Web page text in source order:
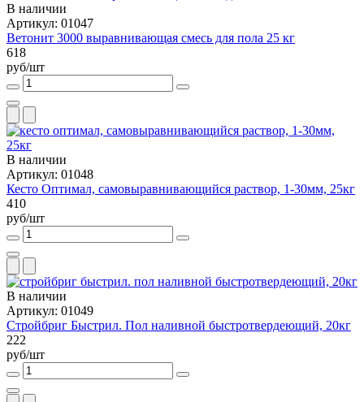
В наличии
Артикул: 01047
Ветонит 3000 выравнивающая смесь для пола 25 кг
618
руб/шт
В наличии
Артикул: 01048
Кесто Оптимал, самовыравнивающийся раствор, 1-30мм, 25кг
410
руб/шт
В наличии
Артикул: 01049
Стройбриг Быстрил. Пол наливной быстротвердеющий, 20кг
222
руб/шт